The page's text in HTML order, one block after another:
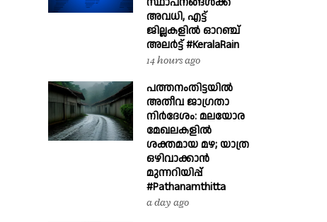
അവധി, എട്ട്
ജില്ലകളിൽ ഓറഞ്ച്
അലർട്ട് #KeralaRain
14 hours ago
പത്തനംതിട്ടയിൽ
അതീവ ജാഗ്രതാ
നിർദേശം: മലയോര
മേഖലകളിൽ
ശക്തമായ മഴ; യാത്ര
ഒഴിവാക്കാൻ
മുന്നറിയിപ്പ്
#Pathanamthitta
a day ago